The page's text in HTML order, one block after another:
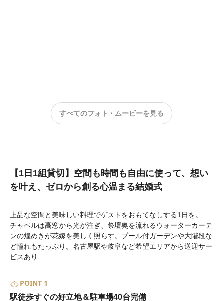
すべてのフォト・ムービーを見る
【1日1組貸切】空間も時間も自由に使って、想い
を叶え、ゼロから創る心温まる結婚式
上品な空間と美味しい料理でゲストをおもてなしする1日を。
チャペルは高窓から光が注ぎ、祭壇奥を流れるウォーターカーテ
ンの煌めきが花嫁を美しく照らす。プール付ガーデンや大階段な
ど憧れもたっぷり。名古屋駅や岐阜など希望エリアから送迎サー
ビスあり
POINT 1
駅徒歩すぐの好立地＆駐車場40台完備